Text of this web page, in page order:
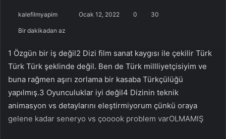
kalefilmyapim
göndermek
Ocak 12, 2022 0 30
Bir dakikadan az
1 Özgün bir iş değil2 Dizi film sanat kaygısı ile çekilir Türk
Türk Türk şeklinde değil. Ben de Türk millliyetçisiyim ve
buna rağmen aşırı zorlama bir kasaba Türkçülüğü
yapılmış.3 Oyunculuklar iyi değil4 Dizinin teknik
animasyon vs detaylarını eleştirmiyorum çünkü oraya
gelene kadar seneryo vs çooook problem varOLMAMIŞ